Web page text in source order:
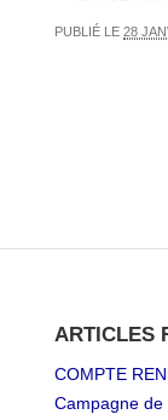
PUBLIÉ LE 28
ARTICLES
COMPTE
Campagne de